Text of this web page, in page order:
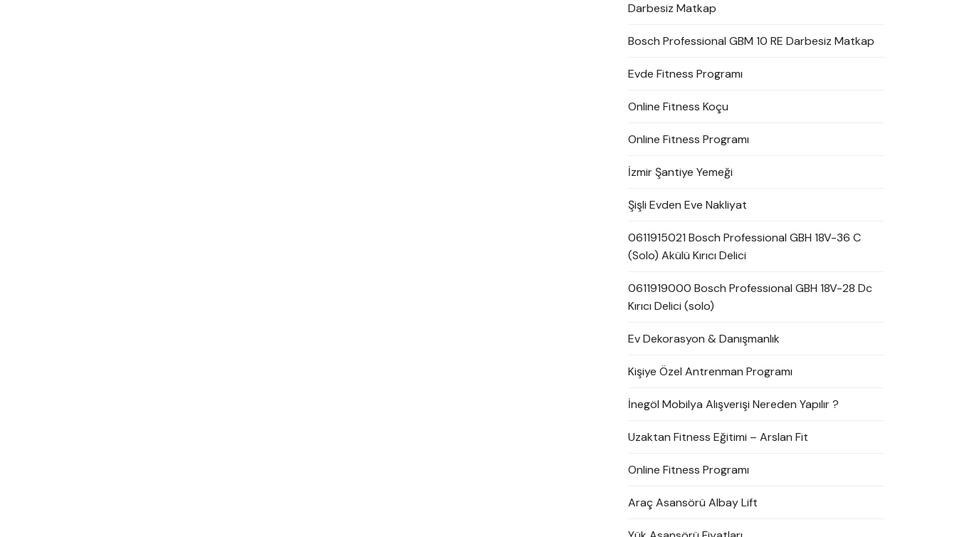
Darbesiz Matkap
Bosch Professional GBM 10 RE Darbesiz Matkap
Evde Fitness Programı
Online Fitness Koçu
Online Fitness Programı
İzmir Şantiye Yemeği
Şişli Evden Eve Nakliyat
0611915021 Bosch Professional GBH 18V-36 C
(Solo) Akülü Kırıcı Delici
0611919000 Bosch Professional GBH 18V-28 Dc
Kırıcı Delici (solo)
Ev Dekorasyon & Danışmanlık
Kişiye Özel Antrenman Programı
İnegöl Mobilya Alışverişi Nereden Yapılır ?
Uzaktan Fitness Eğitimi – Arslan Fit
Online Fitness Programı
Araç Asansörü Albay Lift